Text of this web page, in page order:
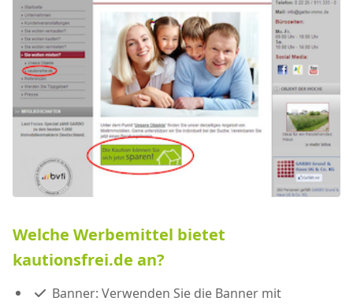
Welche Werbemittel bietet
kautionsfrei.de an?
Banner: Verwenden Sie die Banner mit